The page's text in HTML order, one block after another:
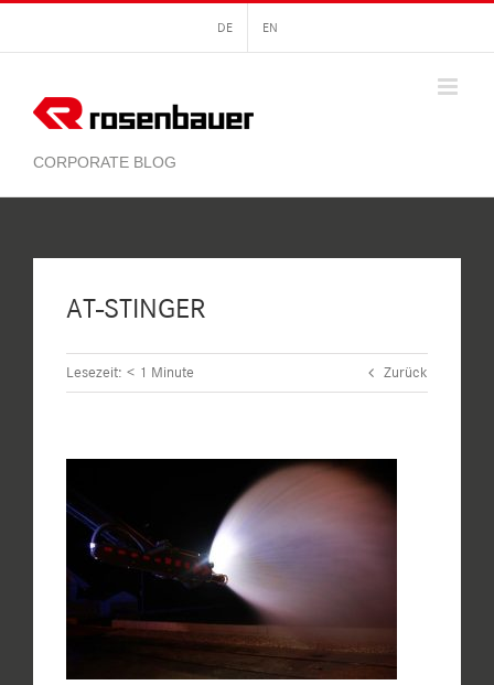
springen
DE EN
AT-STINGER
Lesezeit: < 1 Minute Zurück